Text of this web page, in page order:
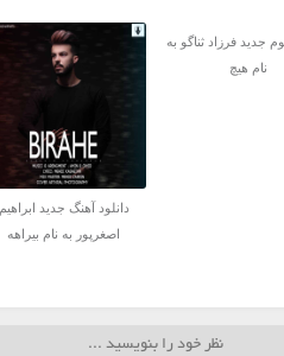
جدید فرزاد ثناگو به
نام هیچ
دانلود آهنگ جدید ابراهیم
اصغرپور به نام بیراهه